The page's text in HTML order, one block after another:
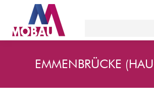
EMMENBRÜCKE